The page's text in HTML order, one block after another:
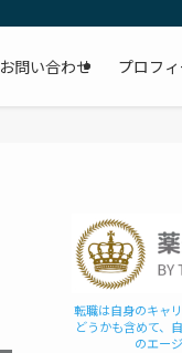
お問い合わせ プロフ
転職は自身のキャ
どうかも含めて、
のエー